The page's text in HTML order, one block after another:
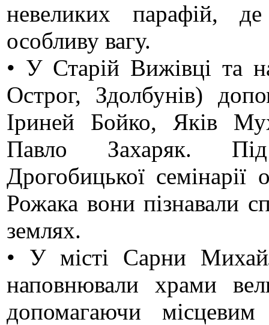
невеликих парафій,
особливу вагу.
• У Старій Вижівці та
Острог, Здолбунів)
Іриней Бойко, Яків
Павло Захаряк. Під
Дрогобицької
Рожака вони пізнавали
землях.
• У місті Сарни
наповнювали храми
допомагаючи місцевим